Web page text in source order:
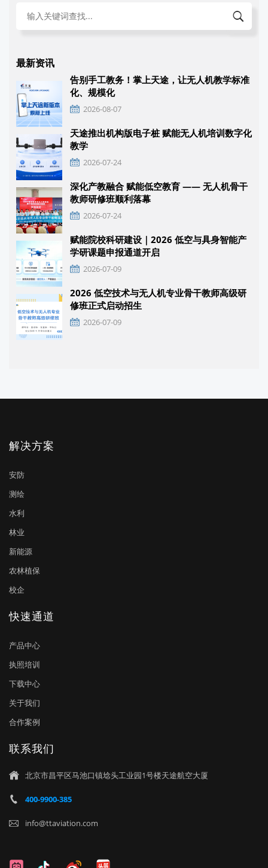
最新资讯
告别手工教务！掌上天途，让无人机教学标准
化、规模化
2026-08-07
天途推出机构版电子桩 赋能无人机培训数字化
教学
2026-07-24
深化产教融合 赋能低空教育 —— 无人机骨干
教师研修班顺利落幕
2026-07-24
赋能院校科研建设｜2026 低空与具身智能产
学研课题申报通道开启
2026-07-09
2026 低空技术与无人机专业骨干教师高级研
修班正式启动招生
2026-07-09
解决方案
安防
测绘
水利
林业
新能源
农林植保
校企
快速通道
产品中心
执照培训
下载中心
关于我们
合作案例
联系我们
 北京市昌平区马池口镇埝头工业园1号楼天途航空大厦
 400-9900-385
 info@ttaviation.com